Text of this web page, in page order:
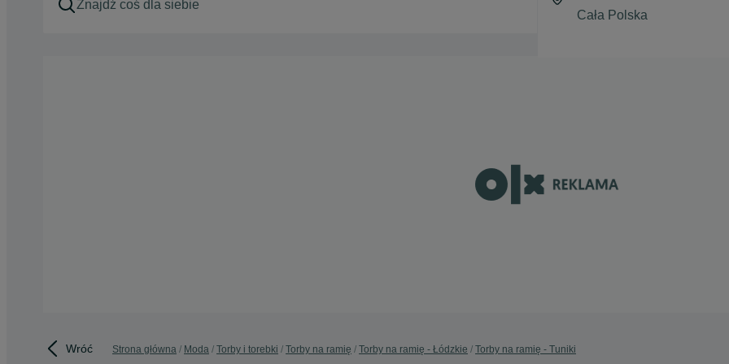
Wróć Strona główna Moda Torby i torebki Torby na ramię Torby na ramię - Łódzkie Torby na ramię - Tuniki